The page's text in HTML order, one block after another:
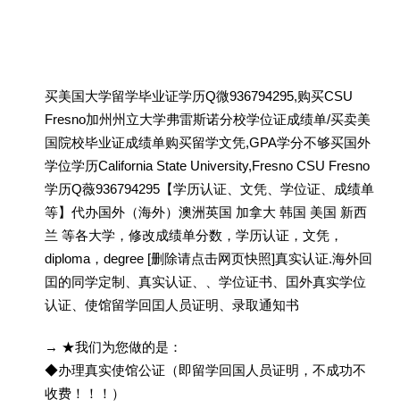
买美国大学留学毕业证学历Q微936794295,购买CSU
Fresno加州州立大学弗雷斯诺分校学位证成绩单/买卖美
国院校毕业证成绩单购买留学文凭,GPA学分不够买国外
学位学历California State University,Fresno CSU Fresno
学历Q薇936794295【学历认证、文凭、学位证、成绩单
等】代办国外（海外）澳洲英国 加拿大 韩国 美国 新西
兰 等各大学，修改成绩单分数，学历认证，文凭，
diploma，degree [删除请点击网页快照]真实认证.海外回
囯的同学定制、真实认证、、学位证书、囯外真实学位
认证、使馆留学回囯人员证明、录取通知书
→ ★我们为您做的是：
◆办理真实使馆公证（即留学回国人员证明，不成功不
收费！！！）